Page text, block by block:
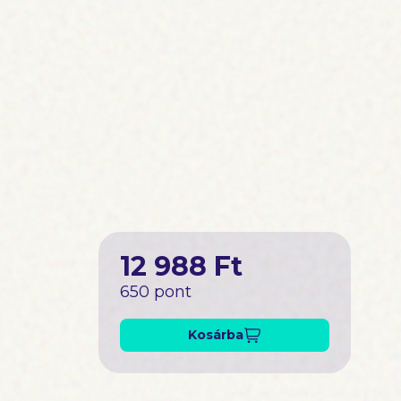
12 988 Ft
650 pont
Kosárba